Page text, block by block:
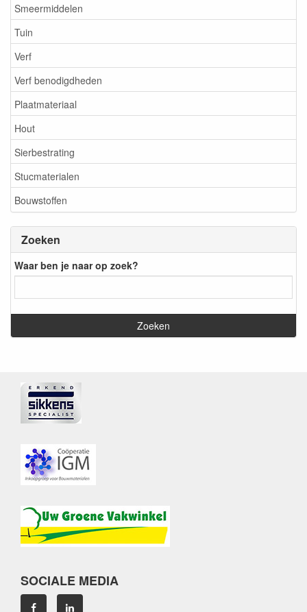
Smeermiddelen
Tuin
Verf
Verf benodigdheden
Plaatmateriaal
Hout
Sierbestrating
Stucmaterialen
Bouwstoffen
Zoeken
Waar ben je naar op zoek?
SOCIALE MEDIA